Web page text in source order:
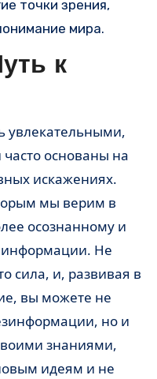
точки зрения,
мира.
к
увлекательными,
основаны на
искажениях.
мы верим в
осознанному и
информации. Не
сила, и, развивая в
вы можете не
но и
знаниями,
идеям и не